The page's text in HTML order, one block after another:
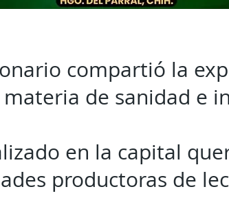
compartió la
de sanidad e
en la capital
productoras de